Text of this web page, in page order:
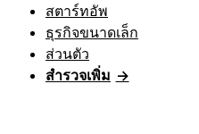
สตาร์ทอัพ
ธุรกิจขนาดเล็ก
ส่วนตัว
สำรวจเพิ่ม →